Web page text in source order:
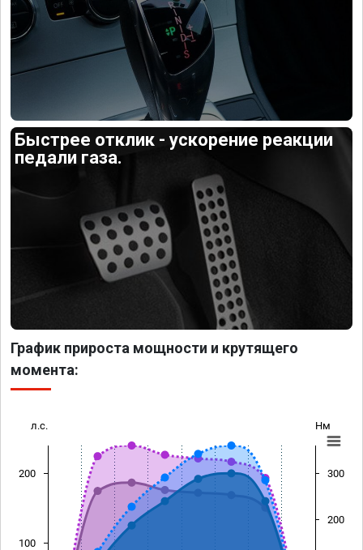
Быстрее отклик - ускорение реакции
педали газа.
График прироста мощности и крутящего
момента:
л.с. Нм
100
200
200
300